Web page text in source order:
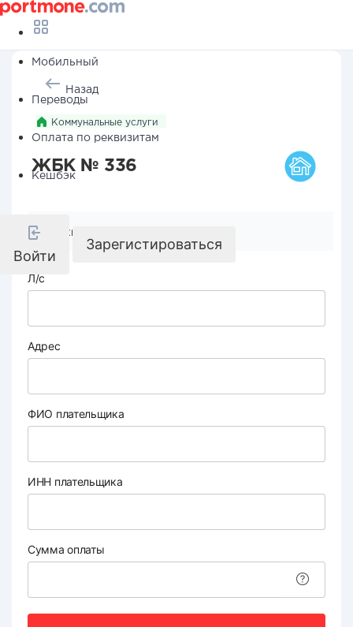
Мобильный
Переводы
Оплата по реквизитам
Кешбэк
Войти
Зарегистироваться
Назад
Коммунальные услуги
ЖБК № 336
Реквизиты компании
Л/с
Адрес
ФИО плательщика
ИНН плательщика
Сумма оплаты